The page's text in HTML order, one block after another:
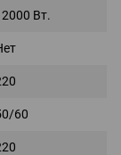
Вт.
60